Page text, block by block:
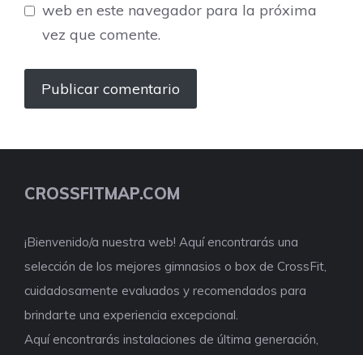
web en este navegador para la próxima
vez que comente.
CROSSFITMAP.COM
¡Bienvenido/a nuestra web! Aquí encontrarás una
selección de los mejores gimnasios o box de CrossFit,
cuidadosamente evaluados y recomendados para
brindarte una experiencia excepcional.
Aquí encontrarás instalaciones de última generación,